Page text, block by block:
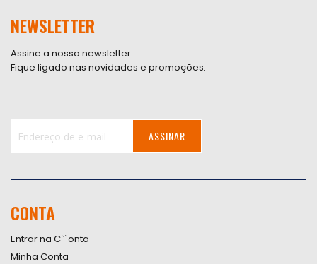
NEWSLETTER
Assine a nossa newsletter
Fique ligado nas novidades e promoções.
Newsletter:
ASSINAR
CONTA
Entrar na C``onta
Minha Conta